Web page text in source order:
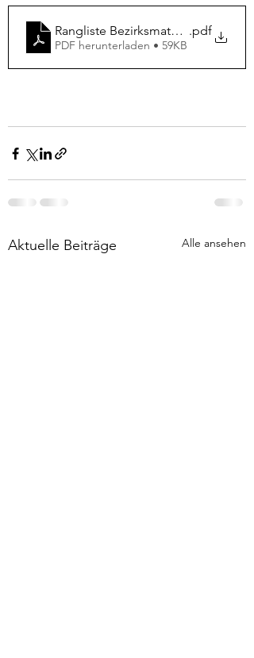
Rangliste Bezirksmatchfinal 2024
.pdf
PDF herunterladen • 59KB
Aktuelle Beiträge Alle ansehen